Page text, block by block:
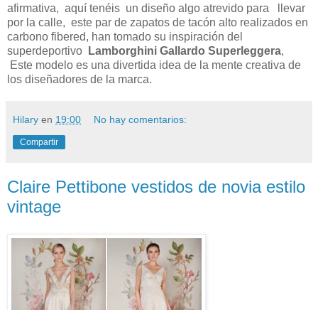
afirmativa, aquí tenéis un diseño algo atrevido para llevar
por la calle, este par de zapatos de tacón alto realizados en
carbono fibered, han tomado su inspiración del
superdeportivo
Lamborghini Gallardo Superleggera,
Este modelo es una divertida idea de la mente creativa de
los diseñadores de la marca.
Hilary en 19:00 No hay comentarios:
Compartir
Claire Pettibone vestidos de novia estilo
vintage